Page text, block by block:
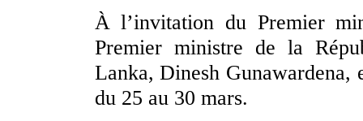
À l’invitation du Premier
Premier ministre de la
Lanka, Dinesh
du 25 au 30 mars.